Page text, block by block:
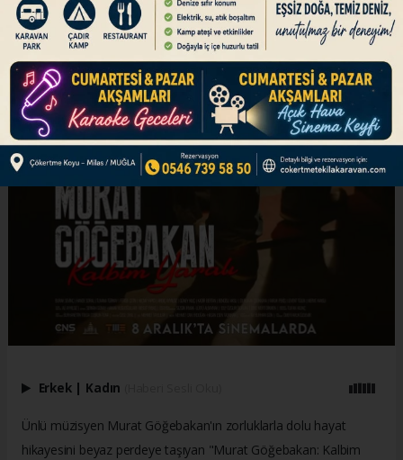
drama, animasyondan korkuya, ikisi yerli, 6 film
vizyona girecek.
ABONE OL
Erkek | Kadın
Ünlü müzisyen Murat Göğebakan'ın zorluklarla dolu hayat
hikayesini beyaz perdeye taşıyan "Murat Göğebakan: Kalbim